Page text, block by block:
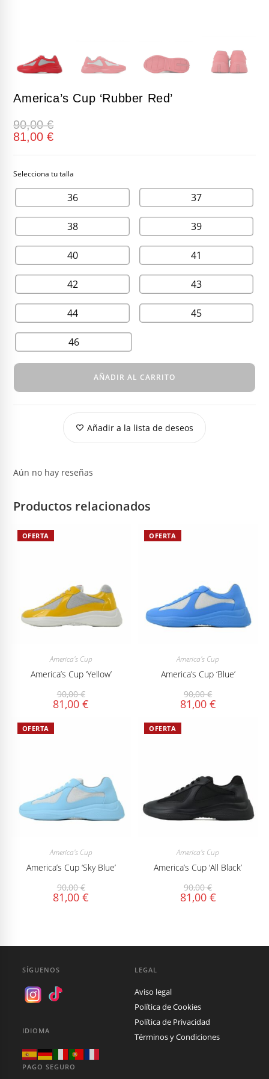
America’s Cup ‘Rubber Red’
90,00€
81,00€
36 37
38 39
40 41
42 43
44 45
46
AÑADIR AL CARRITO
Añadir a la lista de deseos
Aún no hay reseñas
Productos relacionados
OFERTA
America's Cup
America’s Cup ‘Yellow’
90,00€
81,00€
OFERTA
America's Cup
America’s Cup ‘Blue’
90,00€
81,00 €
OFERTA
America's Cup
America’s Cup ‘Sky Blue’
90,00€
81,00€
OFERTA
America's Cup
America’s Cup ‘All Black’
90,00€
81,00 €
SÍGUENOS
IDIOMA
LEGAL
Aviso legal
Política de Cookies
Política de Privacidad
Términos y Condiciones
PAGO SEGURO